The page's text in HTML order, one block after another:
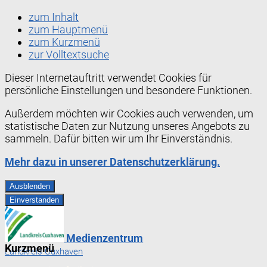
zum Inhalt
zum Hauptmenü
zum Kurzmenü
zur Volltextsuche
Dieser Internetauftritt verwendet Cookies für
persönliche Einstellungen und besondere Funktionen.
Außerdem möchten wir Cookies auch verwenden, um
statistische Daten zur Nutzung unseres Angebots zu
sammeln. Dafür bitten wir um Ihr Einverständnis.
Mehr dazu in unserer Datenschutzerklärung.
Ausblenden
Einverstanden
Medienzentrum
Landkreis Cuxhaven
Kurzmenü